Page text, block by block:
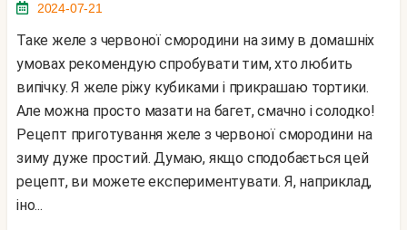
2024-07-21
Таке желе з червоної смородини на зиму в домашніх
умовах рекомендую спробувати тим, хто любить
випічку. Я желе ріжу кубиками і прикрашаю тортики.
Але можна просто мазати на багет, смачно і солодко!
Рецепт приготування желе з червоної смородини на
зиму дуже простий. Думаю, якщо сподобається цей
рецепт, ви можете експериментувати. Я, наприклад,
іно...